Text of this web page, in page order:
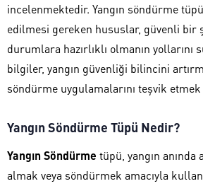
incelenmektedir. Yangın söndürme
edilmesi gereken hususlar, güvenli bir
durumlara hazırlıklı olmanın yollarını
bilgiler, yangın güvenliği bilincini
söndürme uygulamalarını teşvik etmek
Yangın Söndürme Tüpü Nedir?
Yangın Söndürme tüpü, yangın
almak veya söndürmek amacıyla